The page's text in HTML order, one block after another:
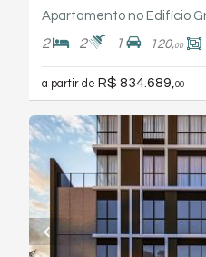
2 2 1 120,00
a partir de R$ 834.689,00